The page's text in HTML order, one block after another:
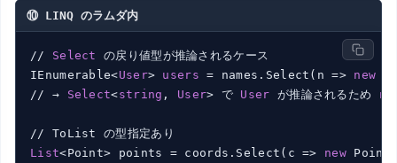
⑩ LINQ のラムダ内
// Select
の戻り値型が推論されるケース
IEnumerable<User> users = names.Select(n => new
// → Select<string , User> で User が推論されるため
List<Point> points = coords.Select(c => new